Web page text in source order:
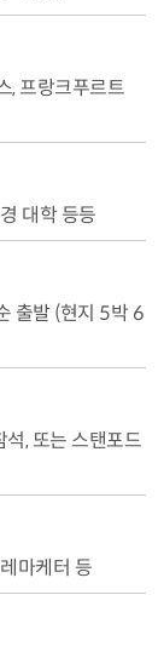
, 프랑크푸르트
대학 등등
출발 (현지 5박 6
, 또는 스탠포드
마케터 등